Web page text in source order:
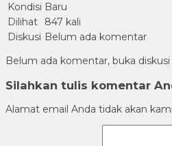
Kondisi Baru
Dilihat
847 kali
Diskusi Belum ada komentar
Belum ada komentar, buka
Silahkan tulis komentar
Alamat email Anda tidak akan